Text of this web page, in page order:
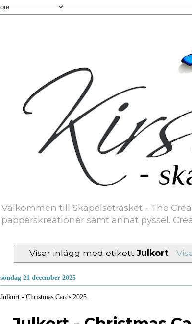
Välkommen till Skapelseträsket - The
papperskreationer samt annat pyssel.
Visar inlägg med etikettJulkort.
söndag 21 december 2025
Julkort - Christmas Cards 2025.